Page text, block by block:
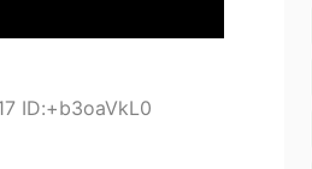
ID:+b3oaVkL0